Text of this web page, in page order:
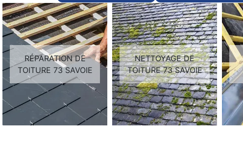
RÉPARATION DE
TOITURE 73 SAVOIE
NETTOYAGE DE
TOITURE 73 SAVOIE